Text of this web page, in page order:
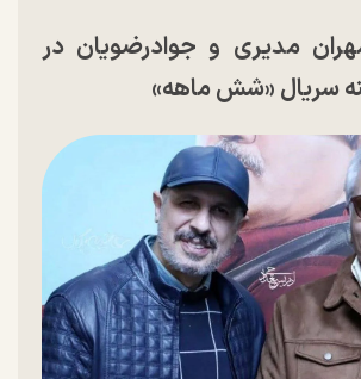
مدیری و جوادرضویان در
سریال «شش ماهه»